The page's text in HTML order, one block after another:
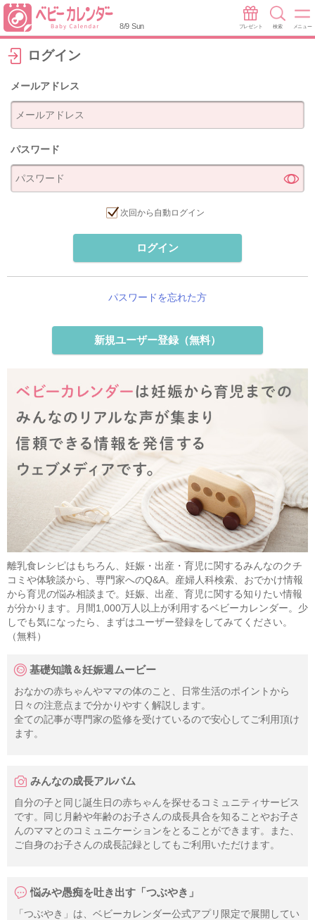
8/9 Sun プレゼント 検索 メニュー
ログイン
メールアドレス
パスワード
次回から自動ログイン
ログイン
パスワードを忘れた方
新規ユーザー登録（無料）
離乳食レシピはもちろん、妊娠・出産・育児に関するみんなのクチ
コミや体験談から、専門家へのQ&A。産婦人科検索、おでかけ情報
から育児の悩み相談まで。妊娠、出産、育児に関する知りたい情報
が分かります。月間1,000万人以上が利用するベビーカレンダー。少
しでも気になったら、まずはユーザー登録をしてみてください。
（無料）
基礎知識＆妊娠週ムービー
おなかの赤ちゃんやママの体のこと、日常生活のポイントから
日々の注意点まで分かりやすく解説します。
全ての記事が専門家の監修を受けているので安心してご利用頂け
ます。
みんなの成長アルバム
自分の子と同じ誕生日の赤ちゃんを探せるコミュニティサービス
です。同じ月齢や年齢のお子さんの成長具合を知ることやお子さ
んのママとのコミュニケーションをとることができます。また、
ご自身のお子さんの成長記録としてもご利用いただけます。
悩みや愚痴を吐き出す「つぶやき」
「つぶやき」は、ベビーカレンダー公式アプリ限定で展開してい